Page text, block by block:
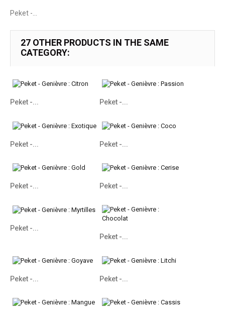
Peket -...
27 OTHER PRODUCTS IN THE SAME
CATEGORY:
Peket -... Peket -...
Peket -... Peket -...
Peket -... Peket -...
Peket -...
Peket -...
Peket -... Peket -...